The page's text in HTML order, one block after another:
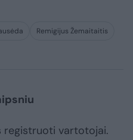
Remigijus Žemaitaitis
registruoti vartotojai.